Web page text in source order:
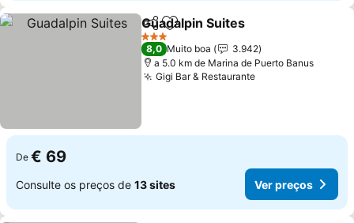
PartilharAdicionar aos favoritos
Guadalpin Suites
3 Estrelas
8,0 Muito boa
3.942
a 5.0 km de Marina de Puerto Banus
Gigi Bar & RestauranteVer preços
De € 69
Consulte os preços de 13 sites Ver preços